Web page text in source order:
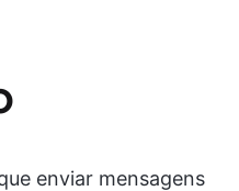
enviar mensagens